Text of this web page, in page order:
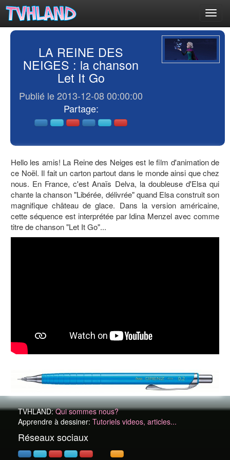
LA REINE DES
NEIGES : la chanson
Let It Go
Publié le 2013-12-08 00:00:00
Partage:
Hello les amis! La Reine des Neiges est le film d'animation de
ce Noël. Il fait un carton partout dans le monde ainsi que chez
nous. En France, c'est Anaïs Delva, la doubleuse d'Elsa qui
chante la chanson "Libérée, délivrée" quand Elsa construit son
magnifique château de glace. Dans la version américaine,
cette séquence est interprétée par Idina Menzel avec comme
titre de chanson "Let It Go"...
TVHLAND:Qui sommes nous?
Apprendre à dessiner: Tutoriels videos, articles...
Réseaux sociaux